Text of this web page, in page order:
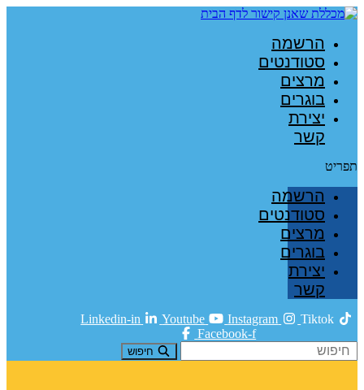
הרשמה
סטודנטים
מרצים
בוגרים
יצירת
קשר
תפריט
הרשמה
סטודנטים
מרצים
בוגרים
יצירת
קשר
Linkedin-in Youtube Instagram
Tiktok
Facebook-f
חיפוש